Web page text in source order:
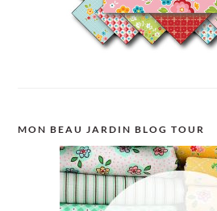
MON BEAU JARDIN BLOG TOUR